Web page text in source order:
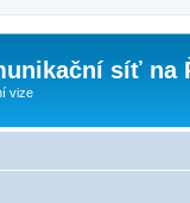
síť na
vize